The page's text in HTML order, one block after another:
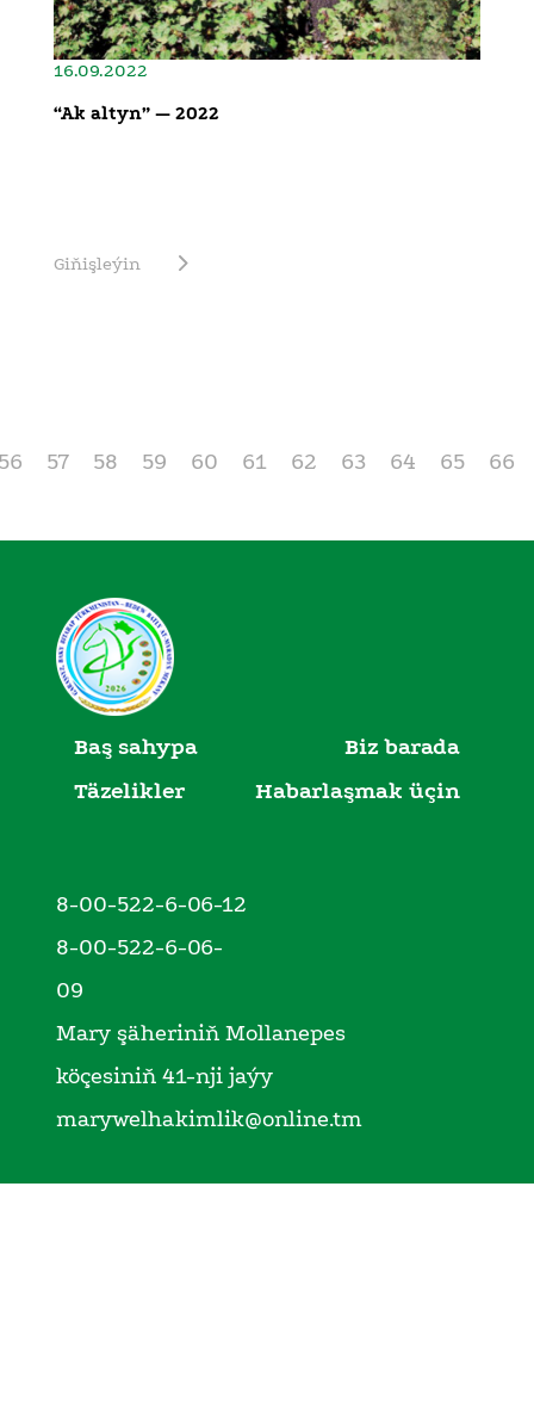
16.09.2022
“Ak altyn” — 2022
Giňişleýin
57 58 59 60 61 62 63 64 65 66
Baş sahypa
Biz barada
Täzelikler
Habarlaşmak üçin
8-00-522-6-06-12
8-00-522-6-06-
09
Mary şäheriniň Mollanepes
köçesiniň 41-nji jaýy
marywelhakimlik@online.tm